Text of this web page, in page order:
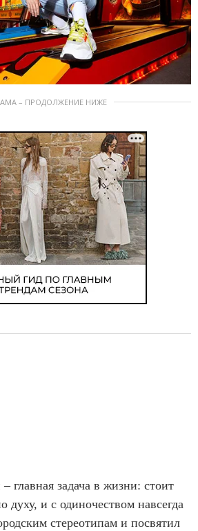
– ПРОДОЛЖЕНИЕ НИЖЕ
главная задача в жизни: стоит
духу, и с одиночеством навсегда
стереотипам и посвятил